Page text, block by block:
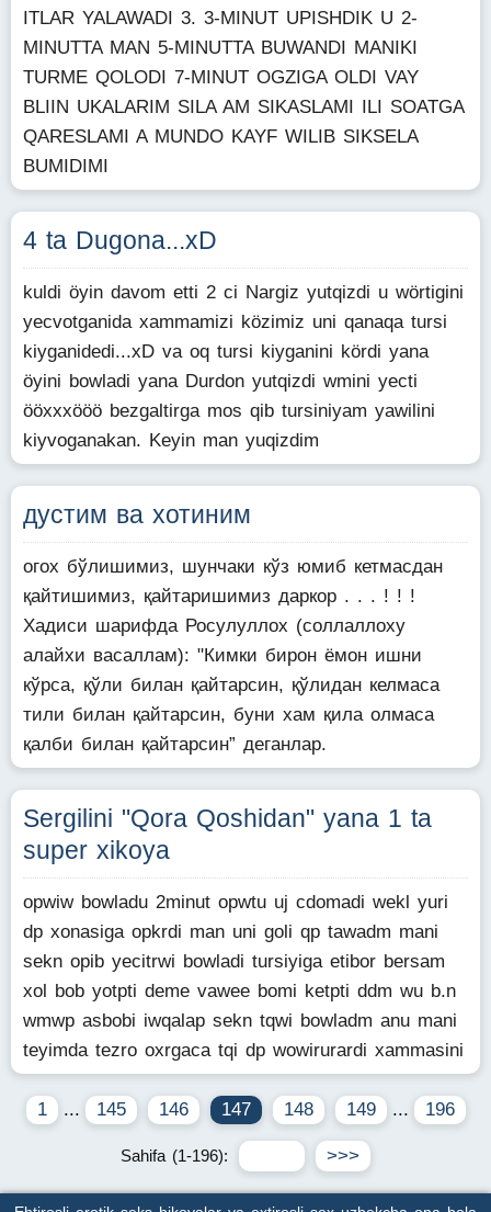
ITLAR YALAWADI 3. 3-MINUT UPISHDIK U 2-
MINUTTA MAN 5-MINUTTA BUWANDI MANIKI
TURME QOLODI 7-MINUT OGZIGA OLDI VAY
BLIIN UKALARIM SILA AM SIKASLAMI ILI SOATGA
QARESLAMI A MUNDO KAYF WILIB SIKSELA
BUMIDIMI
4 ta Dugona...xD
kuldi öyin davom etti 2 ci Nargiz yutqizdi u wörtigini
yecvotganida xammamizi közimiz uni qanaqa tursi
kiyganidedi...xD va oq tursi kiyganini kördi yana
öyini bowladi yana Durdon yutqizdi wmini yecti
ööxxxööö bezgaltirga mos qib tursiniyam yawilini
kiyvoganakan. Keyin man yuqizdim
дустим ва хотиним
огох бўлишимиз, шунчаки кўз юмиб кетмасдан
қайтишимиз, қайтаришимиз даркор . . . ! ! !
Хадиси шарифда Росулуллох (соллаллоху
алайхи васаллам): "Кимки бирон ёмон ишни
кўрса, қўли билан қайтарсин, қўлидан келмаса
тили билан қайтарсин, буни хам қила олмаса
қалби билан қайтарсин” деганлар.
Sergilini "Qora Qoshidan" yana 1 ta
super xikoya
opwiw bowladu 2minut opwtu uj cdomadi wekl yuri
dp xonasiga opkrdi man uni goli qp tawadm mani
sekn opib yecitrwi bowladi tursiyiga etibor bersam
xol bob yotpti deme vawee bomi ketpti ddm wu b.n
wmwp asbobi iwqalap sekn tqwi bowladm anu mani
teyimda tezro oxrgaca tqi dp wowirurardi xammasini
1 ... 145 146 147 148 149 ... 196
Sahifa (1-196):